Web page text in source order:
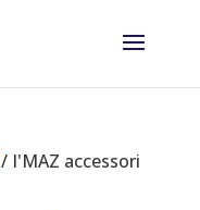
/ I'MAZ accessori